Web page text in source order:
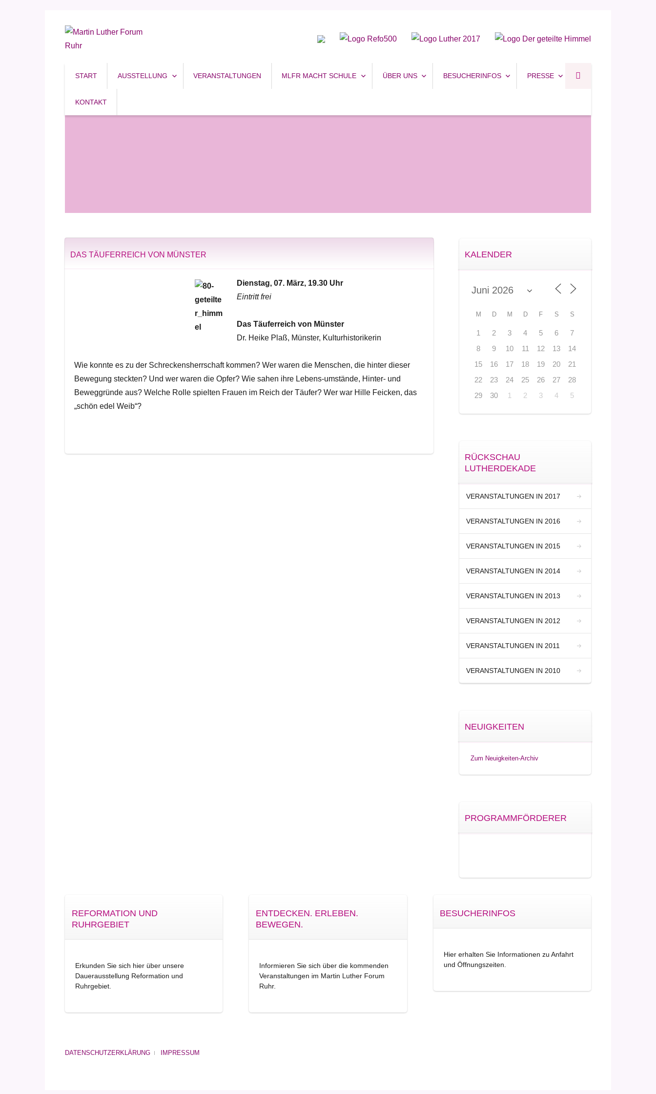
Martin Luther Forum Ruhr
START AUSSTELLUNG VERANSTALTUNGEN MLFR MACHT SCHULE ÜBER UNS BESUCHERINFOS PRESSE
KONTAKT
DAS TÄUFERREICH VON MÜNSTER
Dienstag, 07. März, 19.30 Uhr
Eintritt frei
Das Täuferreich von Münster
Dr. Heike Plaß, Münster, Kulturhistorikerin
Wie konnte es zu der Schreckensherrschaft kommen? Wer waren die Menschen, die hinter dieser
Bewegung steckten? Und wer waren die Opfer? Wie sahen ihre Lebens-umstände, Hinter- und
Beweggründe aus? Welche Rolle spielten Frauen im Reich der Täufer? Wer war Hille Feicken, das
„schön edel Weib“?
KALENDER
M D M D F S S
1 2 3 4 5 6
7
8
9 10 11 12 13
14
15
16 17 18 19 20
21
22
23 24 25 26 27
28
29
30 1 2 3 4 5
RÜCKSCHAU
LUTHERDEKADE
VERANSTALTUNGEN IN 2017
VERANSTALTUNGEN IN 2016
VERANSTALTUNGEN IN 2015
VERANSTALTUNGEN IN 2014
VERANSTALTUNGEN IN 2013
VERANSTALTUNGEN IN 2012
VERANSTALTUNGEN IN 2011
VERANSTALTUNGEN IN 2010
NEUIGKEITEN
Zum Neuigkeiten-Archiv
PROGRAMMFÖRDERER
REFORMATION UND
RUHRGEBIET
Erkunden Sie sich hier über unsere
Dauerausstellung Reformation und
Ruhrgebiet.
ENTDECKEN. ERLEBEN.
BEWEGEN.
Informieren Sie sich über die kommenden
Veranstaltungen im Martin Luther Forum
Ruhr.
BESUCHERINFOS
Hier erhalten Sie Informationen zu Anfahrt
und Öffnungszeiten.
DATENSCHUTZERKLÄRUNG IMPRESSUM